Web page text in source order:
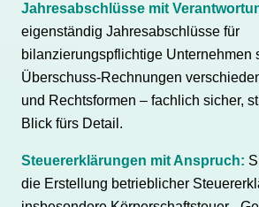
Jahresabschlüsse mit
eigenständig Jahresabschlüsse für
bilanzierungspflichtige Unternehmen
Überschuss-Rechnungen
und Rechtsformen – fachlich sicher,
Blick fürs Detail.
Steuererklärungen mit Anspruch:
die Erstellung betrieblicher